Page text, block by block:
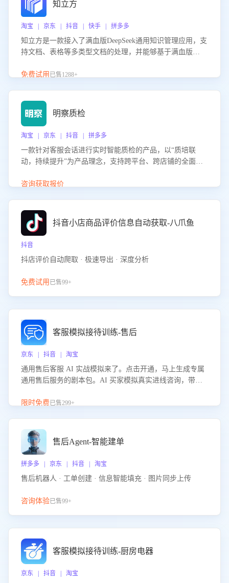
知立方
淘宝 | 京东 | 抖音 | 快手 | 拼多多
知立方是一款接入了满血版DeepSeek通用知识管理应用，支
持文档、表格等多类型文档的处理，并能够基于满血版
识支持，帮助用户高效管理和利用知识资源。通过该产品，
免费试用 已售1288+
明察质检
淘宝 | 京东 | 抖音 | 拼多多
一款针对客服会话进行实时智能质检的产品，以“质培联
动，持续提升”为产品理念，支持跨平台、跨店铺的全面、
升客服团队的销服能力。
咨询获取报价
抖音小店商品评价信息自动获取-八爪鱼
抖音
抖店评价自动爬取 · 极速导出 · 深度分析
免费试用 已售99+
客服模拟接待训练-售后
京东 | 抖音 | 淘宝
通用售后客服 AI 实战模拟来了。点击开通，马上生成专属
通用售后服务的剧本包。AI 买家模拟真实进线咨询，带您
的应对要点，轻松提升服务能力。
限时免费已售299+
售后Agent-智能建单
拼多多 | 京东 | 抖音 | 淘宝
售后机器人 · 工单创建 · 信息智能填充 · 图片同步上传
咨询体验已售99+
客服模拟接待训练-厨房电器
京东 | 抖音 | 淘宝